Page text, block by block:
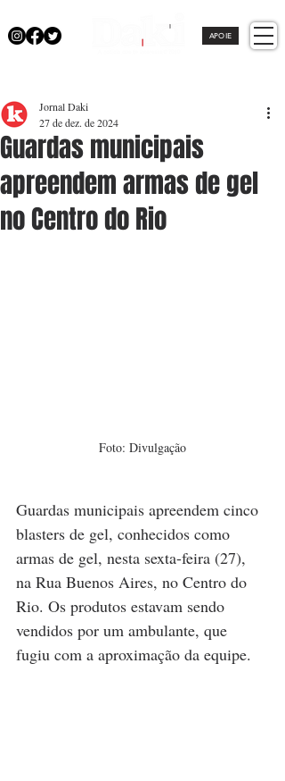
APOIE
Guardas municipais
apreendem armas de gel
no Centro do Rio
Jornal Daki
27 de dez. de 2024
Foto: Divulgação
Guardas municipais apreendem cinco
blasters de gel, conhecidos como
armas de gel, nesta sexta-feira (27),
na Rua Buenos Aires, no Centro do
Rio. Os produtos estavam sendo
vendidos por um ambulante, que
fugiu com a aproximação da equipe.